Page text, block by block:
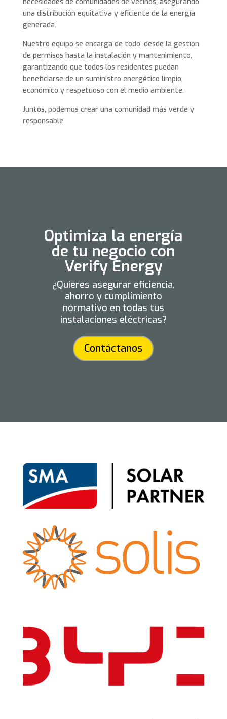
una distribución equitativa y eficiente de la energía
generada.
Nuestro equipo se encarga de todo, desde la gestión
de permisos hasta la instalación y mantenimiento,
garantizando que todos los residentes puedan
beneficiarse de un suministro energético limpio,
económico y respetuoso con el medio ambiente.
Juntos, podemos crear una comunidad más verde y
responsable.
Optimiza la energía
de tu negocio con
Verify Energy
¿Quieres asegurar eficiencia,
ahorro y cumplimiento
normativo en todas tus
instalaciones eléctricas?
Contáctanos